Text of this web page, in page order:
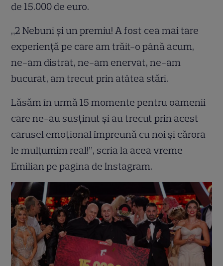
de 15.000 de euro.
„2 Nebuni și un premiu! A fost cea mai tare
experiență pe care am trăit-o până acum,
ne-am distrat, ne-am enervat, ne-am
bucurat, am trecut prin atâtea stări.
Lăsăm în urmă 15 momente pentru oamenii
care ne-au susținut și au trecut prin acest
carusel emoțional împreună cu noi și cărora
le mulțumim real!”, scria la acea vreme
Emilian pe pagina de Instagram.